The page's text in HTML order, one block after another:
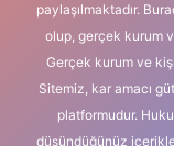
paylaşılmaktadır.
olup, gerçek kurum
Gerçek kurum ve
Sitemiz, kar amacı
platformudur.
düşündüğünüz